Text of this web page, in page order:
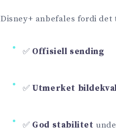
Disney+ anbefales fordi det
✅ Offisiell sending
✅ Utmerket
✅ God stabilitet